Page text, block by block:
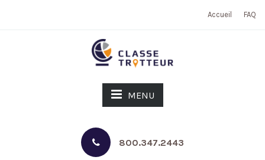
Accueil FAQ
MENU
800.347.2443